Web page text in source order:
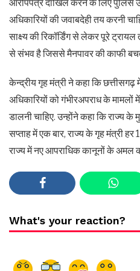
आरोपपत्र दाखिल करने के लिए पुलिस
अधिकारियों की जवाबदेही तय करनी
साक्ष्य की रिकॉर्डिंग से लेकर पूरे
से संभव है जिससे मैनपावर की काफी
केन्द्रीय गृह मंत्री ने कहा कि
अधिकारियों को गंभीरअपराध के
डालनी चाहिए. उन्होंने कहा कि राज्य
सप्ताह में एक बार, राज्य के गृह मंत्री
राज्य में नए आपराधिक कानूनों के अमल
What's your reaction?